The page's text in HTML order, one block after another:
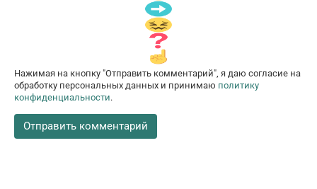
Нажимая на кнопку "Отправить комментарий", я даю согласие на
обработку персональных данных и принимаю политику
конфиденциальности.